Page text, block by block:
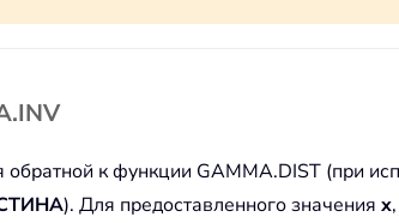
к функции GAMMA.DIST (при
). Для предоставленного значения x,